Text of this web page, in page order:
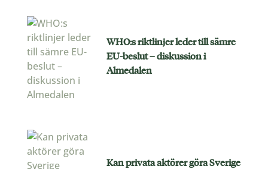
WHO:s riktlinjer leder till sämre
EU-beslut – diskussion i
Almedalen
Kan privata aktörer göra Sverige